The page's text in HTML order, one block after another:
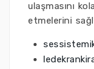
ulaşmasını
etmelerini